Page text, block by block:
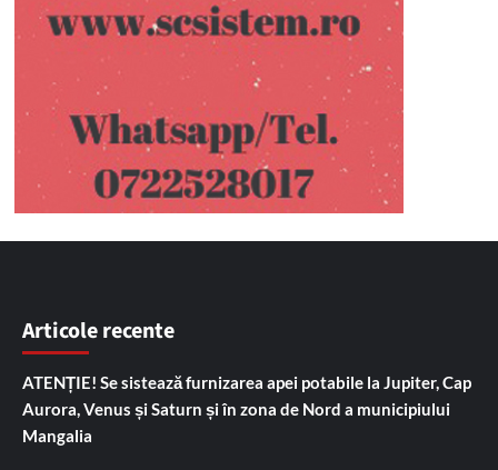
Articole recente
ATENȚIE! Se sistează furnizarea apei potabile la Jupiter, Cap
Aurora, Venus și Saturn și în zona de Nord a municipiului
Mangalia